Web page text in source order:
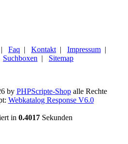
| Faq | Kontakt | Impressum |
Suchboxen | Sitemap
by PHPScripte-Shopalle Rechte
Webkatalog Response V6.0
in 0.4017 Sekunden